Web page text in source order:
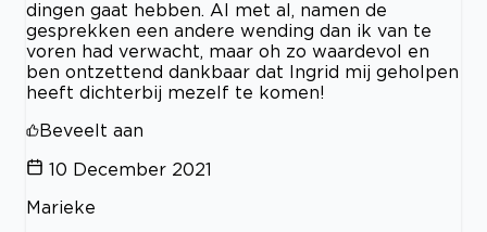
dingen gaat hebben. Al met al, namen de
gesprekken een andere wending dan ik van te
voren had verwacht, maar oh zo waardevol en
ben ontzettend dankbaar dat Ingrid mij geholpen
heeft dichterbij mezelf te komen!
Beveelt aan
10 December 2021
Marieke